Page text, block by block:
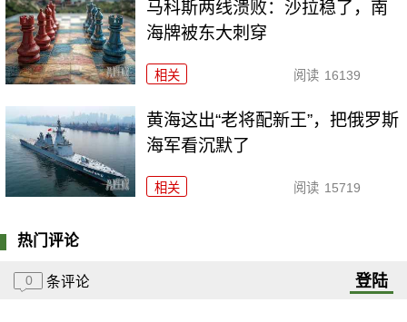
马科斯两线溃败：沙拉稳了，南
海牌被东大刺穿
相关 阅读 16139
黄海这出“老将配新王”，把俄罗斯
海军看沉默了
相关 阅读 15719
热门评论
0 条评论 登陆